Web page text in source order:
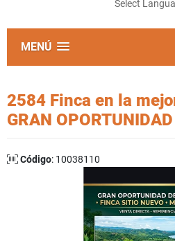
Select
MENÚ
2584 Finca en la
GRAN
Código: 10038110